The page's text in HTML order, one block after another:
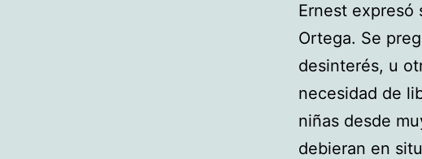
Ernest
Ortega. Se
desinterés, u
necesidad de
niñas desde
debieran en